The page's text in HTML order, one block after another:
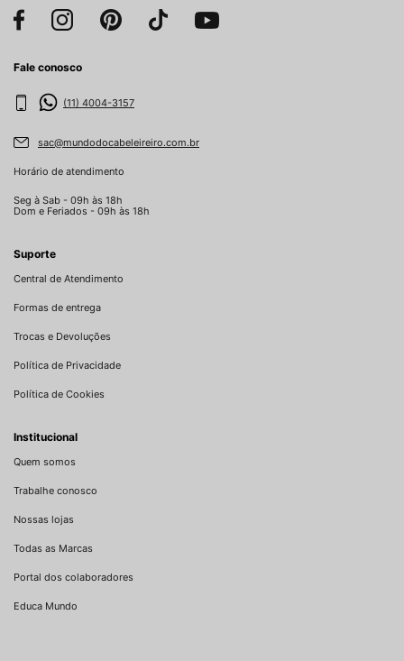
Fale conosco
(11) 4004-3157
sac@mundodocabeleireiro.com.br
Horário de atendimento
Seg à Sab - 09h às 18h
Dom e Feriados - 09h às 18h
Suporte
Central de Atendimento
Formas de entrega
Trocas e Devoluções
Política de Privacidade
Política de Cookies
Institucional
Quem somos
Trabalhe conosco
Nossas lojas
Todas as Marcas
Portal dos colaboradores
Educa Mundo